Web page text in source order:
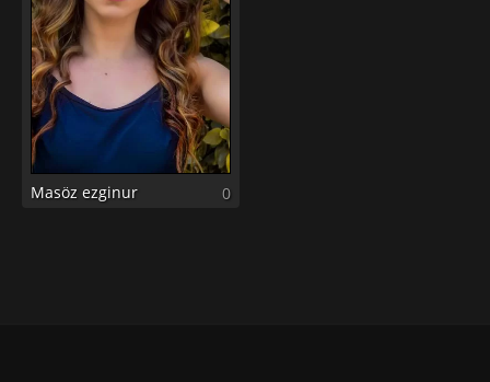
Masöz ezginur 0